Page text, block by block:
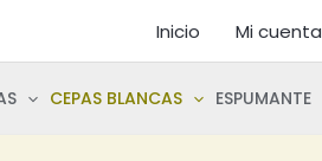
Inicio Mi cuenta
CEPAS BLANCAS ESPUMANTE